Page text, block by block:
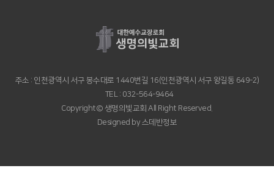
주소 : 인천광역시 서구 봉수대로 1440번길 16(인천광역시 서구 왕길동 649-2)
TEL : 032-564-9464
Copyright© 생명의빛교회 All Right Reserved.
Designed by 스데반정보